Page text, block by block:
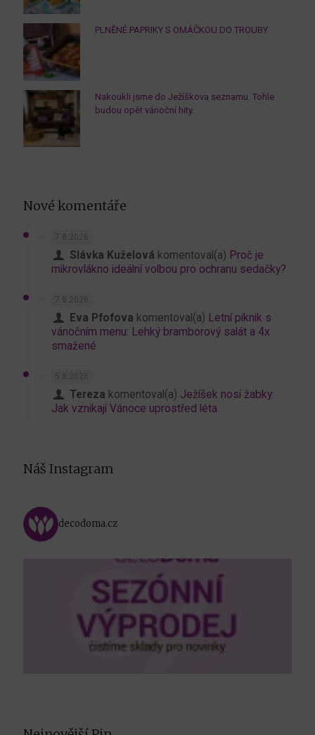
PLNĚNÉ PAPRIKY S OMÁČKOU DO TROUBY
Nakoukli jsme do Ježíškova seznamu. Tohle
budou opět vánoční hity.
Nové komentáře
Slávka Kuželová komentoval(a) Proč je
mikrovlákno ideální volbou pro ochranu sedačky?
Eva Pfofova komentoval(a) Letní piknik s
vánočním menu: Lehký bramborový salát a 4x
smažené
Tereza komentoval(a) Ježíšek nosí žabky:
Jak vznikají Vánoce uprostřed léta
Náš Instagram
decodoma.cz